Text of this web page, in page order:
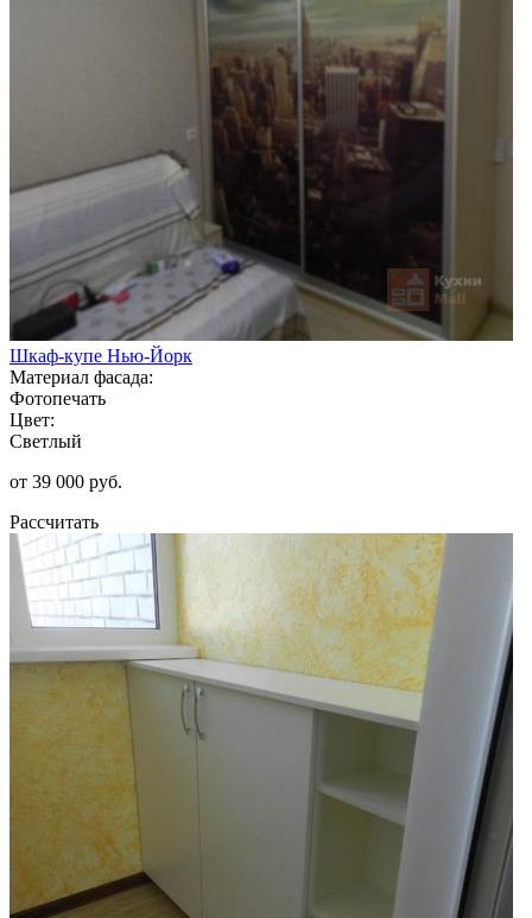
Шкаф-купе Нью-Йорк
Материал фасада:
Фотопечать
Цвет:
Светлый
от 39 000 руб.
Рассчитать